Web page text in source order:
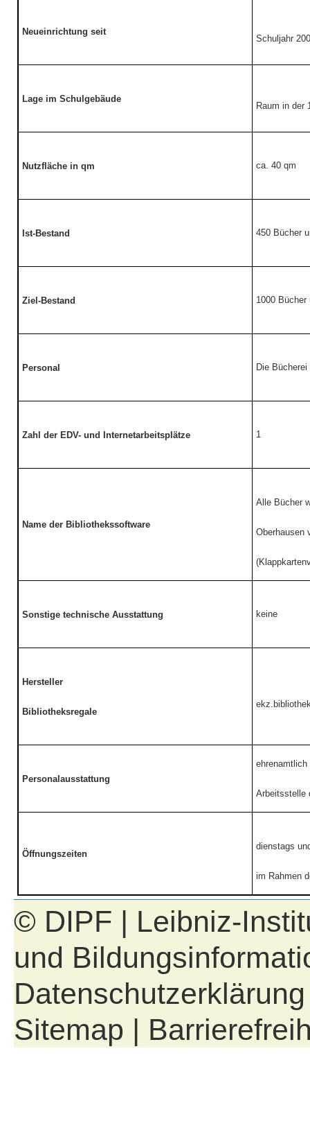
Neueinrichtung seit
Schuljahr
Lage im Schulgebäude
Raum in der
Nutzfläche in qm ca. 40 qm
Ist-Bestand 450 Bücher
Ziel-Bestand 1000 Bücher
Personal Die
Zahl der EDV- und Internetarbeitsplätze 1
Name der Bibliothekssoftware
Alle Bücher
Oberhausen
Sonstige technische Ausstattung keine
Hersteller
Bibliotheksregale
Personalausstattung
Arbeitsstelle
Öffnungszeiten
dienstags
im Rahmen
© DIPF | Leibniz-
und
Datenschutzerklärung
Sitemap |